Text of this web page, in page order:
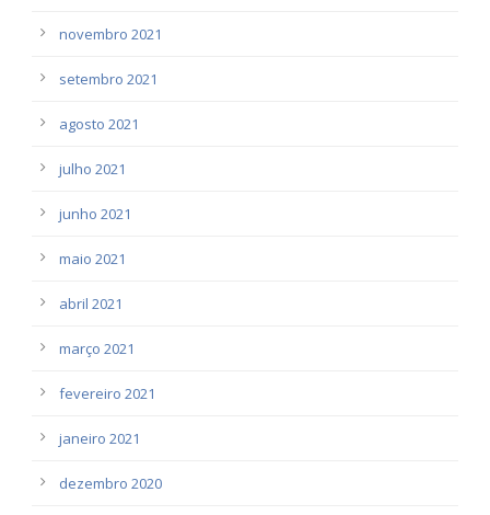
novembro 2021
setembro 2021
agosto 2021
julho 2021
junho 2021
maio 2021
abril 2021
março 2021
fevereiro 2021
janeiro 2021
dezembro 2020